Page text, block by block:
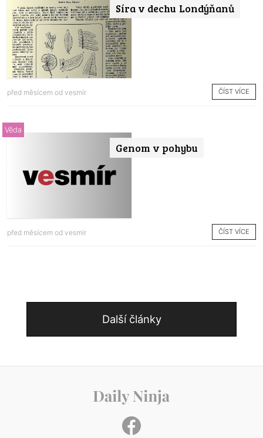
Síra v dechu Londýňanů
před měsícem od vesmír ČÍST VÍCE
Genom v pohybu
Věda
před měsícem od vesmír ČÍST VÍCE
Další články